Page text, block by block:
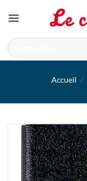
Recherche
pour :
Accueil /